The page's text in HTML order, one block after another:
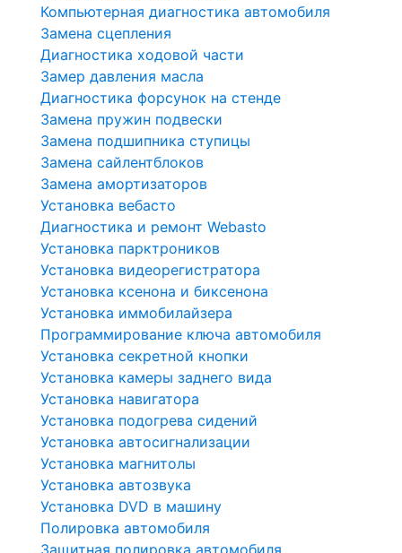
Компьютерная диагностика автомобиля
Замена сцепления
Диагностика ходовой части
Замер давления масла
Диагностика форсунок на стенде
Замена пружин подвески
Замена подшипника ступицы
Замена сайлентблоков
Замена амортизаторов
Установка вебасто
Диагностика и ремонт Webasto
Установка парктроников
Установка видеорегистратора
Установка ксенона и биксенона
Установка иммобилайзера
Программирование ключа автомобиля
Установка секретной кнопки
Установка камеры заднего вида
Установка навигатора
Установка подогрева сидений
Установка автосигнализации
Установка магнитолы
Установка автозвука
Установка DVD в машину
Полировка автомобиля
Защитная полировка автомобиля